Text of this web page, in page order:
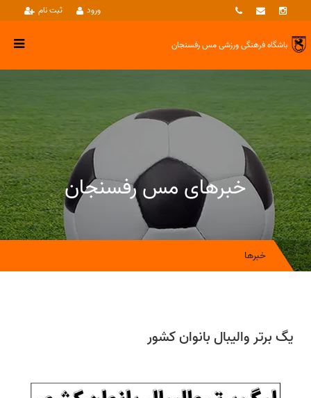
ثبت نام ورود
باشگاه فرهنگی ورزشیمس رفسنجان
خبرهای مس رفسنجان
خبرها
یگ برتر والیبال بانوان کشور